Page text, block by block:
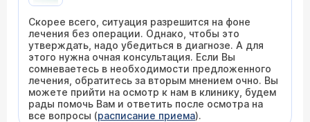
Скорее всего, ситуация разрешится на фоне
лечения без операции. Однако, чтобы это
утверждать, надо убедиться в диагнозе. А для
этого нужна очная консультация. Если Вы
сомневаетесь в необходимости предложенного
лечения, обратитесь за вторым мнением очно. Вы
можете прийти на осмотр к нам в клинику, будем
рады помочь Вам и ответить после осмотра на
все вопросы (расписание приема).